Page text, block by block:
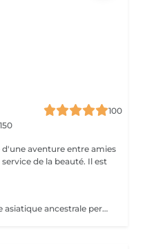
100
d'une aventure entre amies
de la beauté. Il est
Technique 6D issue d'une gestuelle asiatique ancestrale permettant de restructurer vos sourcils pour un résultat poil à poil plus vrai que nature Prenez rendez vous avec notre experte pour conseils et devis personnalisés.